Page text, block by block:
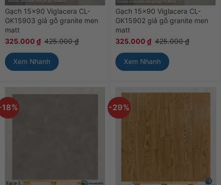
Gạch 15×90 Viglacera CL-
GK15903 giả gỗ granite men
matt
325.000 ₫ 425.000₫
Xem Nhanh
Gạch 15×90 Viglacera CL-
GK15902 giả gỗ granite men
matt
325.000 ₫ 425.000₫
Xem Nhanh
-29%